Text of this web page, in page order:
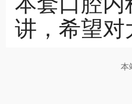
讲，希望对
本